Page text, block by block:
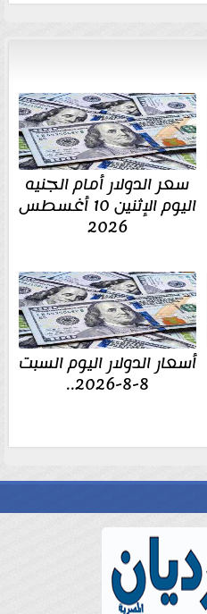
سعر الدولار أمام الجنيه
اليوم الإثنين 10 أغسطس
2026
أسعار الدولار اليوم السبت
8-8-2026..